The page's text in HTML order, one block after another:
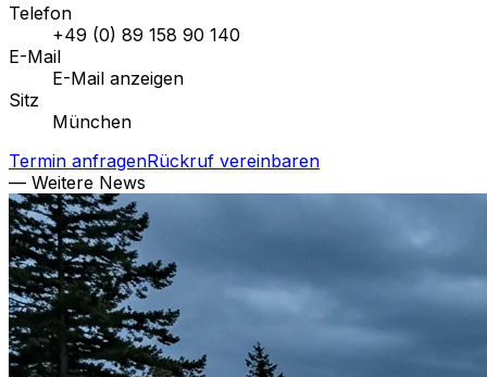
Telefon
+49 (0) 89 158 90 140
E-Mail
E-Mail anzeigen
Sitz
München
Termin anfragenRückruf vereinbaren
— Weitere News